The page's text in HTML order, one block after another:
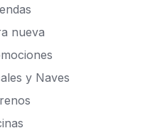
nueva
y Naves